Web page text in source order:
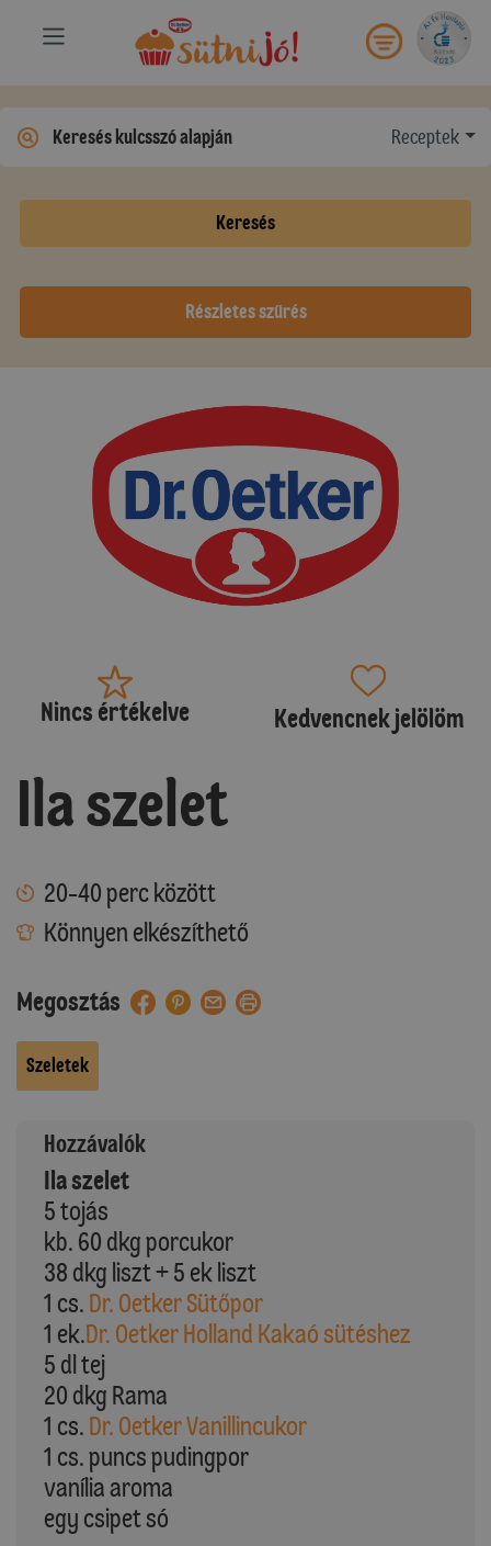
Receptek
Keresés
Részletes szűrés
Nincs értékelve Kedvencnek jelölöm
Ila szelet
20-40 perc között
Könnyen elkészíthető
Megosztás
Szeletek
Hozzávalók
Ila szelet
5 tojás
kb. 60 dkg porcukor
38 dkg liszt + 5 ek liszt
1 cs. Dr. Oetker Sütőpor
1 ek.Dr. Oetker Holland Kakaó sütéshez
5 dl tej
20 dkg Rama
1 cs. Dr. Oetker Vanillincukor
1 cs. puncs pudingpor
vanília aroma
egy csipet só